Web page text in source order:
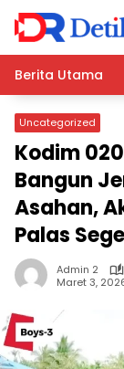
Langsung
konten
Berita Utama
Uncategorized
Kodim
Bangun
Asahan,
Palas
Admin 2
Maret 3,